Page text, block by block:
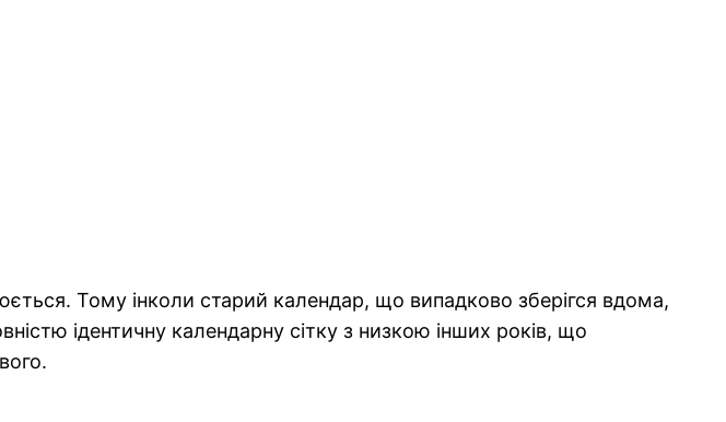
Тому інколи старий календар, що випадково зберігся вдома,
ідентичну календарну сітку з низкою інших років, що